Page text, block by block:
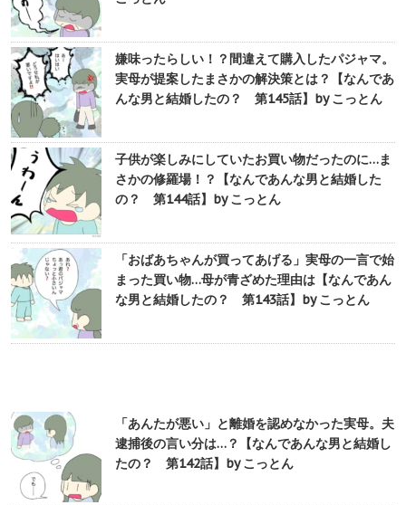
嫌味ったらしい！？間違えて購入したパジャマ。
実母が提案したまさかの解決策とは？【なんであ
んな男と結婚したの？ 第145話】by こっとん
子供が楽しみにしていたお買い物だったのに…ま
さかの修羅場！？【なんであんな男と結婚した
の？ 第144話】by こっとん
「おばあちゃんが買ってあげる」実母の一言で始
まった買い物…母が青ざめた理由は【なんであん
な男と結婚したの？ 第143話】by こっとん
「あんたが悪い」と離婚を認めなかった実母。夫
逮捕後の言い分は…？【なんであんな男と結婚し
たの？ 第142話】by こっとん